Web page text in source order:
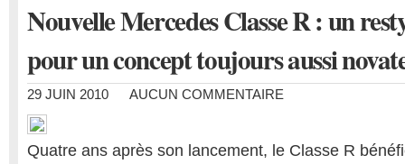
Nouvelle Mercedes Classe R : un
pour un concept toujours aussi
29 JUIN 2010 AUCUN COMMENTAIRE
Quatre ans après son lancement, le Classe R